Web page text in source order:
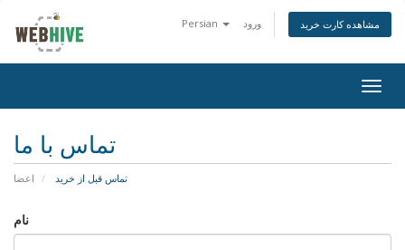
Persian ورود مشاهده کارت خرید
تغییر
تماس با ما
اعضا تماس قبل از خرید
نام